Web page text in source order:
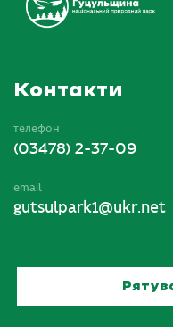
Контакти
телефон
(03478) 2-37-09
email
gutsulpark1@ukr.net